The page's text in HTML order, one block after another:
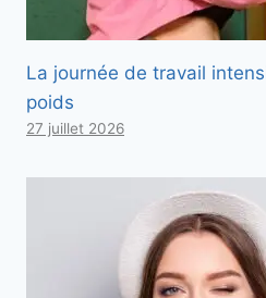
La journée de travail
poids
27 juillet 2026